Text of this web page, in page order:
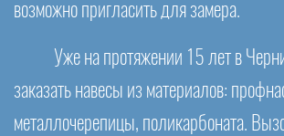
возможно пригласить для замера.
Уже на протяжении 15 лет в
заказать навесы из материалов:
металлочерепицы, поликарбоната.